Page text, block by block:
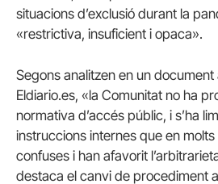
situacions d’exclusió durant la
«restrictiva, insuficient i opaca».
Segons analitzen en un
Eldiario.es, «la Comunitat no ha
normativa d’accés públic, i s’ha
instruccions internes que en
confuses i han afavorit
destaca el canvi de procediment